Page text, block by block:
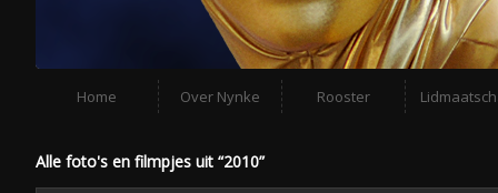
Home Over Nynke Rooster
Alle foto's en filmpjes uit “2010”